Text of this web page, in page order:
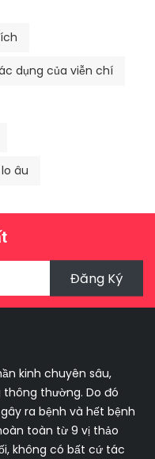
dụng của viễn chí
âu
Đăng Ký
kinh chuyên sâu,
thường. Do đó
ra bệnh và hết bệnh
toàn từ 9 vị thảo
không có bất cứ tác